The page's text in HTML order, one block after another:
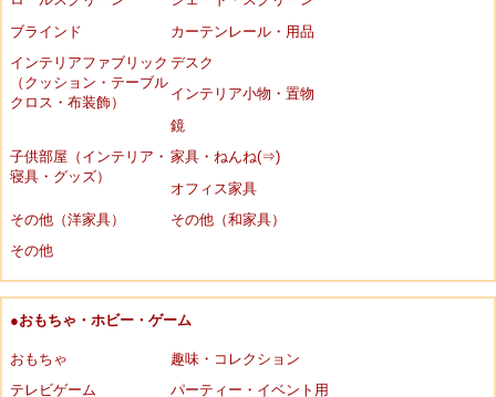
ブラインド
カーテンレール・用品
インテリアファブリック
（クッション・テーブル
クロス・布装飾）
デスク
インテリア小物・置物
鏡
子供部屋（インテリア・
寝具・グッズ）
家具・ねんね(⇒)
オフィス家具
その他（洋家具）
その他（和家具）
その他
●おもちゃ・ホビー・ゲーム
おもちゃ
趣味・コレクション
テレビゲーム
パーティー・イベント用